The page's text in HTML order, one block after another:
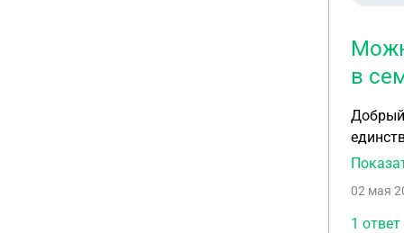
в
Добрый день. Поделитесь, пожалуйста, своим опытом.
02 мая
1 ответ